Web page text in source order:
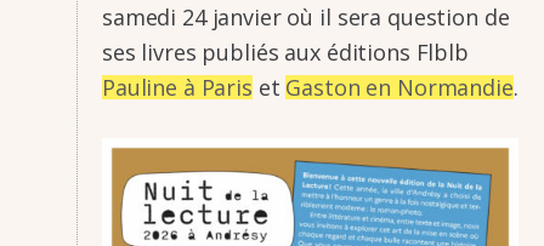
samedi 24 janvier où il sera ques­tion de
ses livres publiés aux éditions Flblb
Pauline à Paris et Gaston en Norman­die.